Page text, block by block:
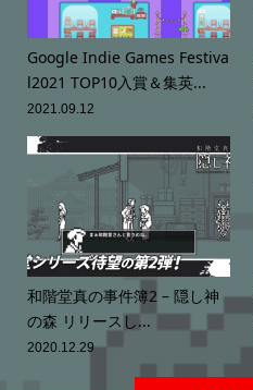
Google Indie Games Festiva
l2021 TOP10入賞＆集英...
2021.09.12
和階堂真の事件簿2 – 隠し神
の森 リリースし...
2020.12.29